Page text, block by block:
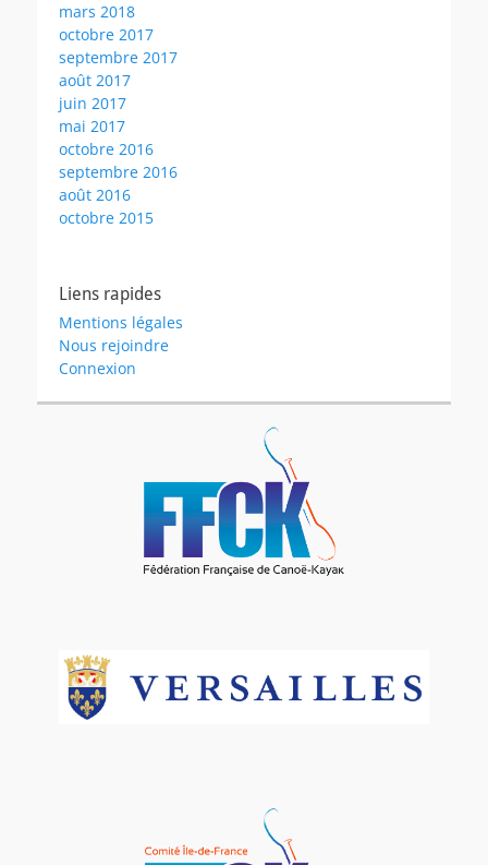
mars 2018
octobre 2017
septembre 2017
août 2017
juin 2017
mai 2017
octobre 2016
septembre 2016
août 2016
octobre 2015
Liens rapides
Mentions légales
Nous rejoindre
Connexion